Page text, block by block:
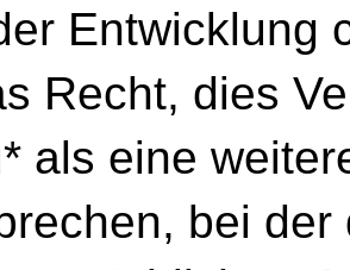
Entwicklung
Recht, dies
als eine
bei